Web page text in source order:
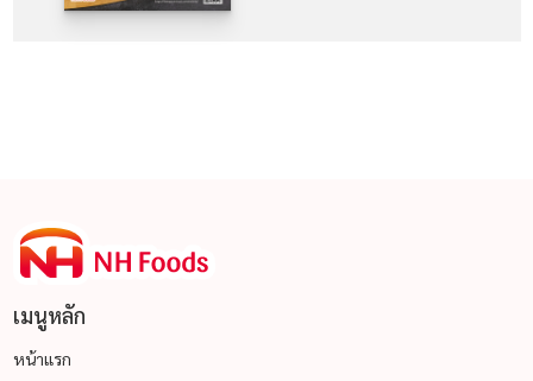
เมนูหลัก
หน้าแรก